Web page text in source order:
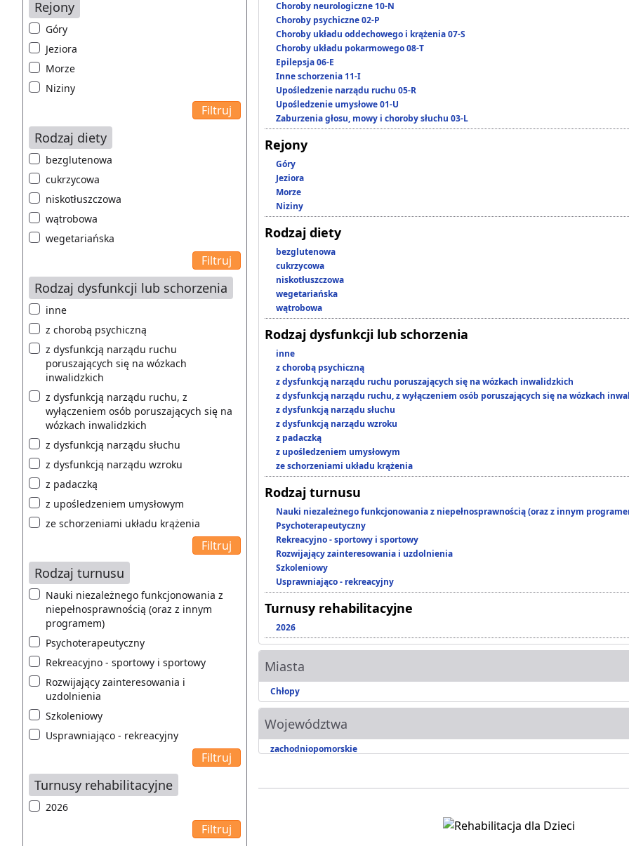
Rejony
Góry
Jeziora
Morze
Niziny
Rodzaj diety
bezglutenowa
cukrzycowa
niskotłuszczowa
wątrobowa
wegetariańska
Rodzaj dysfunkcji lub schorzenia
inne
z chorobą psychiczną
z dysfunkcją narządu ruchu
poruszających się na wózkach
inwalidzkich
z dysfunkcją narządu ruchu, z
wyłączeniem osób poruszających się na
wózkach inwalidzkich
z dysfunkcją narządu słuchu
z dysfunkcją narządu wzroku
z padaczką
z upośledzeniem umysłowym
ze schorzeniami układu krążenia
Rodzaj turnusu
Nauki niezależnego funkcjonowania z
niepełnosprawnością (oraz z innym
programem)
Psychoterapeutyczny
Rekreacyjno - sportowy i sportowy
Rozwijający zainteresowania i
uzdolnienia
Szkoleniowy
Usprawniająco - rekreacyjny
Turnusy rehabilitacyjne
2026
Choroby neurologiczne 10-N
Choroby psychiczne 02-P
Choroby układu oddechowego i krążenia 07-S
Choroby układu pokarmowego 08-T
Epilepsja 06-E
Inne schorzenia 11-I
Upośledzenie narządu ruchu 05-R
Upośledzenie umysłowe 01-U
Zaburzenia głosu, mowy i choroby słuchu 03-L
Rejony
Góry
Jeziora
Morze
Niziny
Rodzaj diety
bezglutenowa
cukrzycowa
niskotłuszczowa
wegetariańska
wątrobowa
Rodzaj dysfunkcji lub schorzenia
inne
z chorobą psychiczną
z dysfunkcją narządu ruchu poruszających się na wózkach inwalidzkich
z dysfunkcją narządu ruchu, z wyłączeniem osób poruszających się na wózkach
z dysfunkcją narządu słuchu
z dysfunkcją narządu wzroku
z padaczką
z upośledzeniem umysłowym
ze schorzeniami układu krążenia
Rodzaj turnusu
Nauki niezależnego funkcjonowania z niepełnosprawnością (oraz z innym
Psychoterapeutyczny
Rekreacyjno - sportowy i sportowy
Rozwijający zainteresowania i uzdolnienia
Szkoleniowy
Usprawniająco - rekreacyjny
Turnusy rehabilitacyjne
2026
Miasta
Chłopy
Województwa
zachodniopomorskie